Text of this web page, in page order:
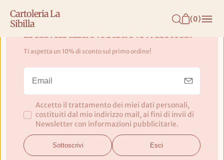
Cartoleria La
Sibilla
(0)
Diario Scuola Non Datato
Spiderman Blue
Non datato
Prezzo
base
€17,90 EUR
IVA inclusa
Iscriviti alla Nostra Newsletter!
Ti aspetta un 10% di sconto sul primo ordine!
Accetto il trattamento dei miei dati personali,
costituiti dal mio indirizzo mail, ai fini di invii di
Newsletter con informazioni pubblicitarie.
Sottoscrivi Esci